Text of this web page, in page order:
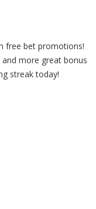
free bet promotions!
more great bonus
streak today!